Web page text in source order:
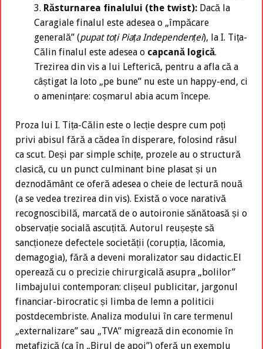
Răsturnarea finalului (the twist): Dacă la
Caragiale finalul este adesea o „împăcare
generală” (pupat toți Piața Independenței), la I. Tița-
Călin finalul este adesea o capcană logică.
Trezirea din vis a lui Lefterică, pentru a afla că a
câștigat la loto „pe bune” nu este un happy-end, ci
o amenințare: coșmarul abia acum începe.
Proza lui I. Tița-Călin este o lecție despre cum poți
privi abisul fără a cădea în disperare, folosind râsul
ca scut. Deși par simple schițe, prozele au o structură
clasică, cu un punct culminant bine plasat și un
deznodământ ce oferă adesea o cheie de lectură nouă
(a se vedea trezirea din vis). Există o voce narativă
recognoscibilă, marcată de o autoironie sănătoasă și o
observație socială ascuțită. Autorul reușește să
sancționeze defectele societății (corupția, lăcomia,
demagogia), fără a deveni moralizator sau didactic.El
operează cu o precizie chirurgicală asupra „bolilor”
limbajului contemporan: clișeul publicitar, jargonul
financiar-birocratic și limba de lemn a politicii
postdecembriste. Analiza modului în care termenul
„externalizare” sau „TVA” migrează din economie în
metafizică (ca în „Birul de apoi”) oferă un exemplu